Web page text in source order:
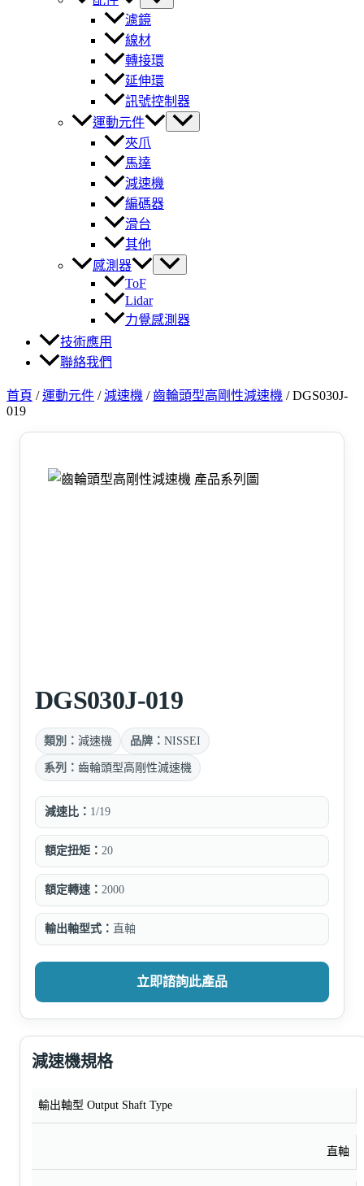
濾鏡
線材
轉接環
延伸環
訊號控制器
運動元件
夾爪
馬達
減速機
編碼器
滑台
其他
感測器
ToF
Lidar
力覺感測器
技術應用
聯絡我們
首頁 /運動元件 /減速機 /齒輪頭型高剛性減速機 /DGS030J-
019
DGS030J-019
類別： 減速機 品牌： NISSEI
系列： 齒輪頭型高剛性減速機
減速比： 1/19
額定扭矩： 20
額定轉速： 2000
輸出軸型式： 直軸
立即諮詢此產品
減速機規格
輸出軸型 Output Shaft Type
直軸